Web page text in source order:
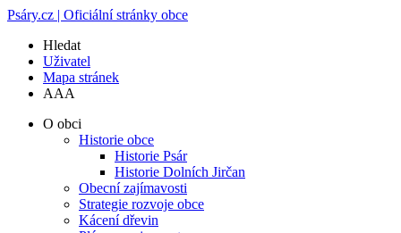
Psáry.cz | Oficiální stránky obce
Hledat
Uživatel
Mapa stránek
AAA
O obci
Historie obce
Historie Psár
Historie Dolních Jirčan
Obecní zajímavosti
Strategie rozvoje obce
Kácení dřevin